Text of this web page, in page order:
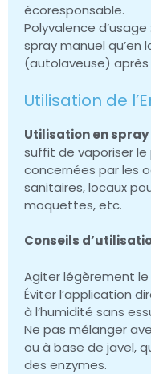
écoresponsable.
Polyvalence
spray manuel qu’en
(autolaveuse) après
Utilisation de
Utilisation en spray
suffit de vaporiser le
concernées par les
sanitaires, locaux
moquettes, etc.
Conseils
Agiter légèrement
Éviter l’application
à l’humidité sans
Ne pas mélanger
ou à base de javel,
des enzymes.